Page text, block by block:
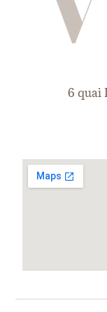
6 quai